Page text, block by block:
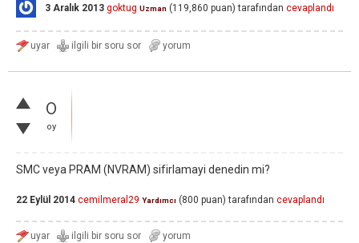
3 Aralık 2013 goktug Uzman (119,860 puan) tarafından cevaplandı
0
oy
SMC veya PRAM (NVRAM) sifirlamayi denedin mi?
22 Eylül 2014 cemilmeral29 Yardımcı (800 puan) tarafından cevaplandı